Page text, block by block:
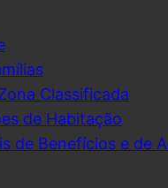
Classificada
de Habitação
de Benefícios e de